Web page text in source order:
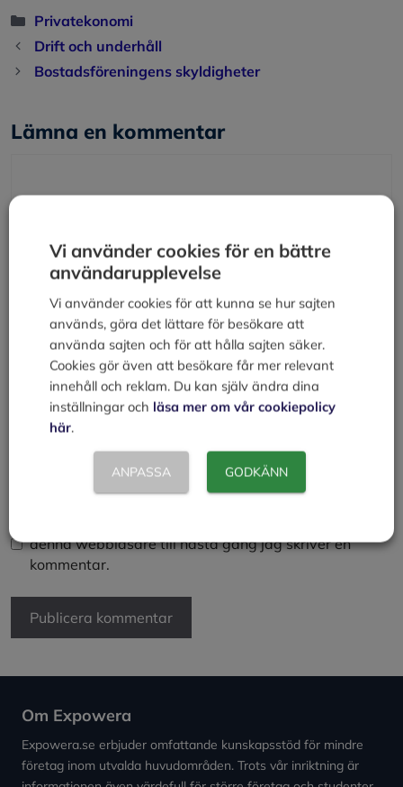
Kategorier
Privatekonomi
Drift och underhåll
Bostadsföreningens skyldigheter
Lämna en kommentar
denna webbläsare till nästa gång jag skriver en
kommentar.
Om Expowera
Expowera.se erbjuder omfattande kunskapsstöd för mindre
företag inom utvalda huvudområden. Trots vår inriktning är
Vi använder cookies för en bättre
användarupplevelse
Vi använder cookies för att kunna se hur sajten
används, göra det lättare för besökare att
använda sajten och för att hålla sajten säker.
Cookies gör även att besökare får mer relevant
innehåll och reklam. Du kan själv ändra dina
inställningar och läsa mer om vår cookiepolicy
här.
ANPASSA GODKÄNN